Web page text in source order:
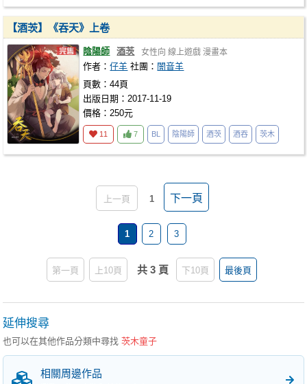
【酒茨】《吞天》上卷
陰陽師 酒茨 女性向 線上遊戲 漫畫本
作者：仔羊 社團： 闇音羊
頁數：44頁
出版日期：2017-11-19
價格：250元
11 7 BL 陰陽師 酒茨 酒吞 茨木
上一頁 1 下一頁
1 2 3
第一頁 上10頁 共 3 頁 下10頁 最後頁
延伸搜尋
也可以在其他作品分類中尋找茨木童子
相關周邊作品